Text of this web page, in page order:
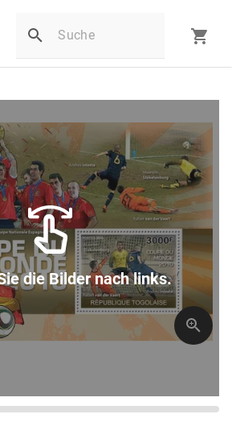
die Bilder nach links.